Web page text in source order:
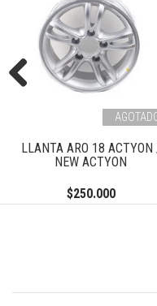
LLANTA ARO 18 ACTYON
NEW ACTYON
$250.000